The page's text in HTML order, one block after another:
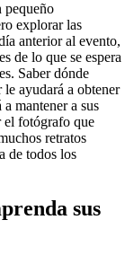
pequeño
explorar las
anterior al evento,
de lo que se espera
Saber dónde
ayudará a obtener
mantener a sus
el fotógrafo que
retratos
de todos los
sus